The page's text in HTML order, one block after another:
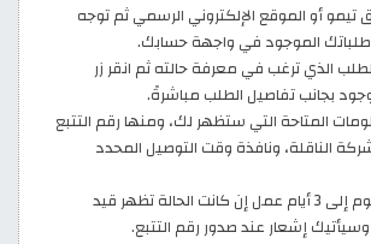
تيمو أو الموقع الإلكتروني الرسمي ثم توجه
الموجود في واجهة حسابك.
الذي ترغب في معرفة حالته ثم انقر زر
بجانب تفاصيل الطلب مباشرةً.
المتاحة التي ستظهر لك، ومنها رقم التتبع
الناقلة، ونافذة وقت التوصيل المحدد
انتظر من يوم إلى 3 أيام عمل إن كانت الحالة تظهر قيد
وسيأتيك إشعار عند صدور رقم التتبع.